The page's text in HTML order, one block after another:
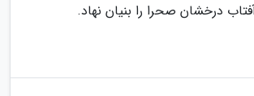
درخشان صحرا را بنیان نهاد.